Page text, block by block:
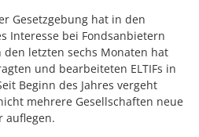
Gesetzgebung hat in den
Interesse bei Fondsanbietern
letzten sechs Monaten hat
und bearbeiteten ELTIFs in
Beginn des Jahres vergeht
mehrere Gesellschaften neue
auflegen.